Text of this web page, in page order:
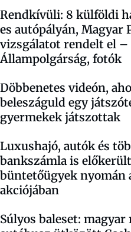
Rendkívüli: 8 külföldi
es autópályán, Magyar
vizsgálatot rendelt el –
Állampolgárság, fotók
Döbbenetes videón,
beleszáguld egy
gyermekek játszottak
Luxushajó, autók és
bankszámla is
büntetőügyek nyomán
akciójában
Súlyos baleset: magyar